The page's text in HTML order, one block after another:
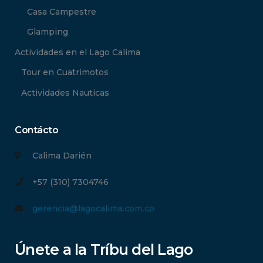
Casa Campestre
Glamping
Actividades en el Lago Calima
Tour en Cuatrimotos
Actividades Nauticas
Contácto
Calima Darién
+57 (310) 7304746
gerencia@lagocalima.com.co
Únete a la Tríbu del Lago